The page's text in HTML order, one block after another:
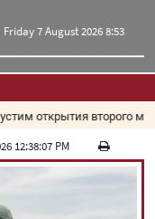
Friday 7 August 2026 8:53
открытия второго
12:38:07 PM